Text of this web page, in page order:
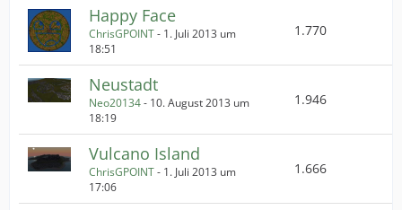
Happy Face
ChrisGPOINT- 1. Juli 2013 um
18:51
1.770
Neustadt
Neo20134- 10. August 2013 um
18:19
1.946
Vulcano Island
ChrisGPOINT- 1. Juli 2013 um
17:06
1.666